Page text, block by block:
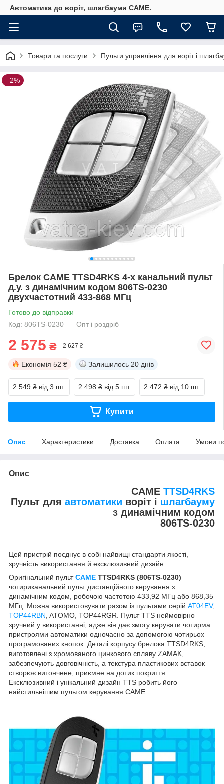
Автоматика до воріт, шлагбауми CAME.
Товари та послуги Пульти управління для воріт і
–2%
Брелок CAME TTSD4RKS 4-х канальний пульт
д.у. з динамічним кодом 806TS-0230
двухчастотний 433-868 МГц
Готово до відправки
Код: 806TS-0230
Опт і роздріб
2 575 ₴ 2 627 ₴
Економія 52 ₴ Залишилось 20 днів
2 549 ₴ від 3 шт. 2 498 ₴ від 5 шт. 2 472 ₴ від 10 шт.
Купити
Опис Характеристики Доставка Оплата Умови
Опис
CAME TTSD4RKS
Пульт для автоматики воріт і шлагбауму
з динамічним кодом
806TS-0230
Цей пристрій поєднує в собі найвищі стандарти якості,
зручність використання й ексклюзивний дизайн.
Оригінальний пультCAME TTSD4RKS (806TS-0230) —
чотириканальний пульт дистанційного керування з
динамічним кодом, робочою частотою 433,92 МГц або 868,35
МГц. Можна використовувати разом із пультами серій AT04EV,
TOP44RBN, ATOMO, TOP44RGR. Пульт TTS неймовірно
зручний у використанні, адже він дає змогу керувати чотирма
пристроями автоматики одночасно за допомогою чотирьох
програмованих кнопок. Деталі корпусу брелока TTSD4RKS,
виготовлені з хромованого цинкового сплаву ZAMAK,
забезпечують довговічність, а текстура пластикових вставок
створює витончене, приємне на дотик покриття.
Ексклюзивний і унікальний дизайн TTS робить його
найстильнішим пультом керування CAME.